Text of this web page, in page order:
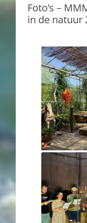
Foto’s –
in de natuur